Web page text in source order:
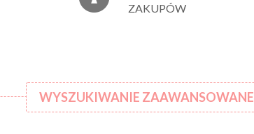
ZAKUPÓW
WYSZUKIWANIE ZAAWANSOWANE